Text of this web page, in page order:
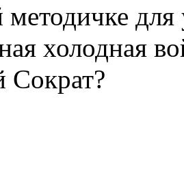
для
холодная
Сократ?